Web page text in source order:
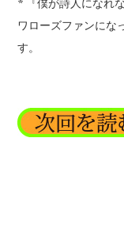
* 『僕が詩人になれ
ワローズファンにな
す。